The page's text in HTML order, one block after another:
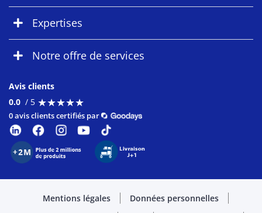
Expertises
Notre offre de services
Avis clients
0.0 / 5 ★★★★★
★★★★★
0 avis clients certifiés par
Mentions légales
Données personnelles